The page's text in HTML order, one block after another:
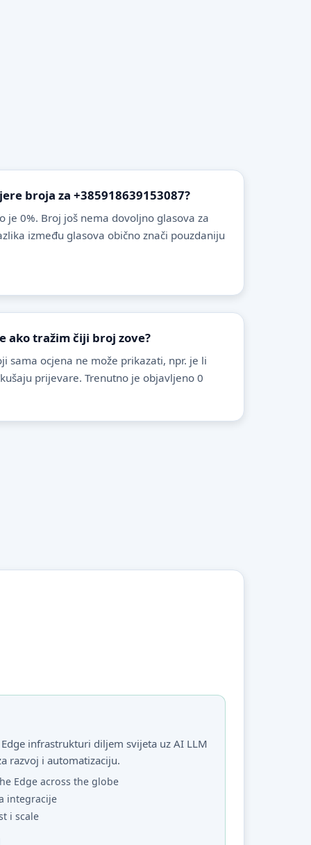
broja za +385918639153087?
je 0%. Broj još nema dovoljno glasova za
između glasova obično znači pouzdaniju
ako tražim čiji broj zove?
sama ocjena ne može prikazati, npr. je li
prijevare. Trenutno je objavljeno 0
infrastrukturi diljem svijeta uz AI LLM
razvoj i automatizaciju.
Edge across the globe
integracije
i scale